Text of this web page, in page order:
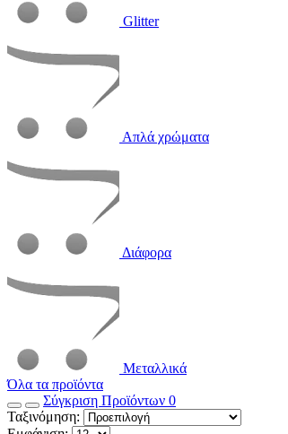
Glitter
Απλά χρώματα
Διάφορα
Μεταλλικά
Όλα τα προϊόντα
Σύγκριση Προϊόντων 0
Ταξινόμηση: